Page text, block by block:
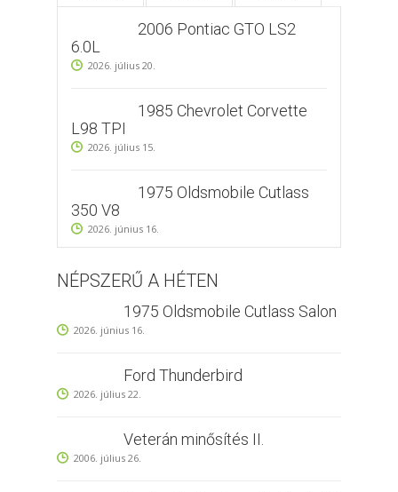
2006 Pontiac GTO LS2
6.0L
2026. július 20.
1985 Chevrolet Corvette
L98 TPI
2026. július 15.
1975 Oldsmobile Cutlass
350 V8
2026. június 16.
NÉPSZERŰ A HÉTEN
1975 Oldsmobile Cutlass Salon
2026. június 16.
Ford Thunderbird
2026. július 22.
Veterán minősítés II.
2006. július 26.